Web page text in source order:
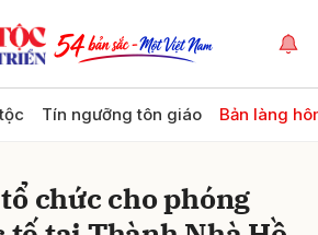
Tín ngưỡng tôn giáo Bản làng
chức cho phóng